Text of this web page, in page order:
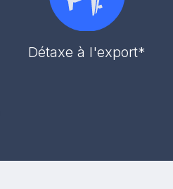
Détaxe à l'export*